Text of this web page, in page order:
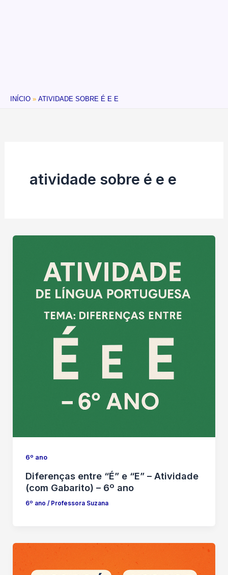
INÍCIO ATIVIDADE SOBRE É E E
atividade sobre é e e
6º ano
Diferenças entre “É” e “E” – Atividade
(com Gabarito) – 6º ano
6º ano / Professora Suzana